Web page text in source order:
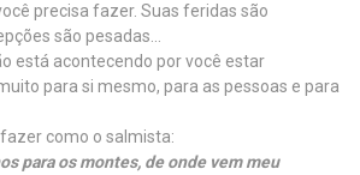
precisa fazer. Suas feridas são
são pesadas…
está acontecendo por você estar
para si mesmo, para as pessoas e para
como o salmista:
para os montes, de onde vem meu